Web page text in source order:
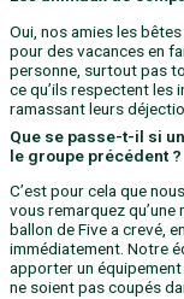
Oui, nos amies les
pour des vacances en
personne, surtout pas
ce qu’ils respectent les
ramassant leurs
Que se passe-t-il si
le groupe précédent ?
C’est pour cela que
vous remarquez qu’une
ballon de Five a crevé,
immédiatement. Notre
apporter un
ne soient pas coupés